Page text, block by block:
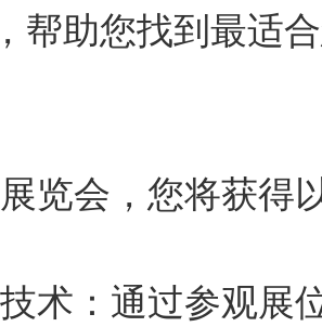
帮助您找到最适
览会，您将获得
术：通过参观展